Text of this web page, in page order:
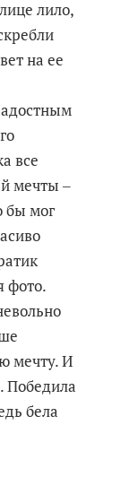
лило,
на ее
все
мечты ‒
бы мог
фото.
мечту. И
Победила
бела